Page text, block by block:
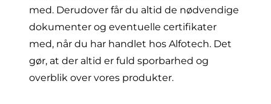
med. Derudover får du altid de nødvendige
dokumenter og eventuelle certifikater
med, når du har handlet hos Alfotech. Det
gør, at der altid er fuld sporbarhed og
overblik over vores produkter.